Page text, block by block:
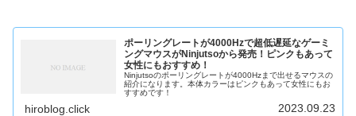
ポーリングレートが4000Hzで超低遅延なゲーミ
ングマウスがNinjutsoから発売！ピンクもあって
女性にもおすすめ！
Ninjutsoのポーリングレートが4000Hzまで出せるマウスの
紹介になります。本体カラーはピンクもあって女性にもお
すすめです！
hiroblog.click 2023.09.23